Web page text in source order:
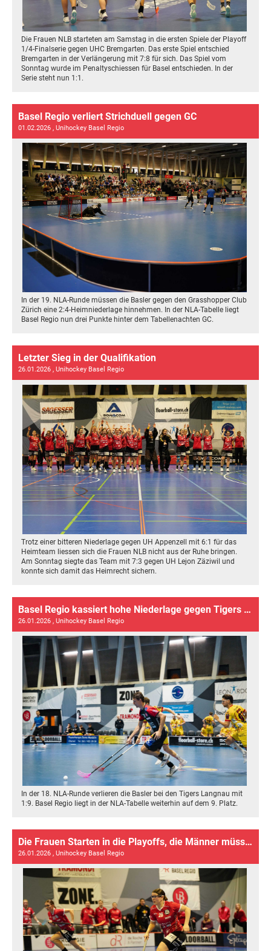
Die Frauen NLB starteten am Samstag in die ersten Spiele der Playoff
1/4-Finalserie gegen UHC Bremgarten. Das erste Spiel entschied
Bremgarten in der Verlängerung mit 7:8 für sich. Das Spiel vom
Sonntag wurde im Penaltyschiessen für Basel entschieden. In der
Serie steht nun 1:1.
Basel Regio verliert Strichduell gegen GC
01.02.2026 , Unihockey Basel Regio
In der 19. NLA-Runde müssen die Basler gegen den Grasshopper Club
Zürich eine 2:4-Heimniederlage hinnehmen. In der NLA-Tabelle liegt
Basel Regio nun drei Punkte hinter dem Tabellenachten GC.
Letzter Sieg in der Qualifikation
26.01.2026 , Unihockey Basel Regio
Trotz einer bitteren Niederlage gegen UH Appenzell mit 6:1 für das
Heimteam liessen sich die Frauen NLB nicht aus der Ruhe bringen.
Am Sonntag siegte das Team mit 7:3 gegen UH Lejon Zäziwil und
konnte sich damit das Heimrecht sichern.
Basel Regio kassiert hohe Niederlage gegen Tigers Langnau
26.01.2026 , Unihockey Basel Regio
In der 18. NLA-Runde verlieren die Basler bei den Tigers Langnau mit
1:9. Basel Regio liegt in der NLA-Tabelle weiterhin auf dem 9. Platz.
Die Frauen Starten in die Playoffs, die Männer müssen sich im Vorentscheid um einen Playoff Platz behaupten
26.01.2026 , Unihockey Basel Regio